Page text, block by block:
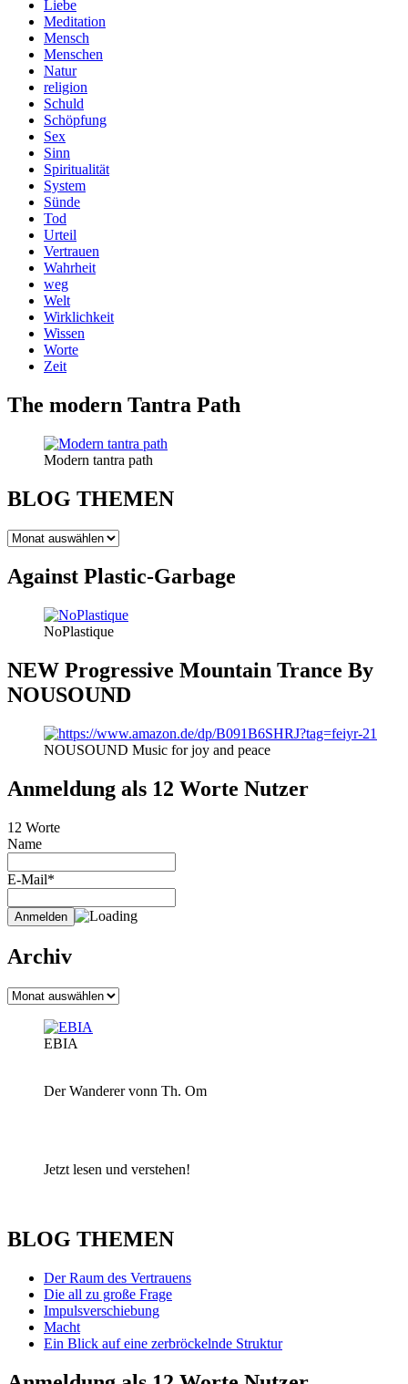
Liebe
Meditation
Mensch
Menschen
Natur
religion
Schuld
Schöpfung
Sex
Sinn
Spiritualität
System
Sünde
Tod
Urteil
Vertrauen
Wahrheit
weg
Welt
Wirklichkeit
Wissen
Worte
Zeit
The modern Tantra Path
Modern tantra path
BLOG THEMEN
BLOG
Against Plastic-Garbage
NoPlastique
NEW Progressive Mountain Trance By
NOUSOUND
NOUSOUND Music for joy and peace
Anmeldung als 12 Worte Nutzer
12 Worte
Name
E-Mail*
Archiv
Archiv
EBIA
Der Wanderer vonn Th. Om
Jetzt lesen und verstehen!
BLOG THEMEN
Der Raum des Vertrauens
Die all zu große Frage
Impulsverschiebung
Macht
Ein Blick auf eine zerbröckelnde Struktur